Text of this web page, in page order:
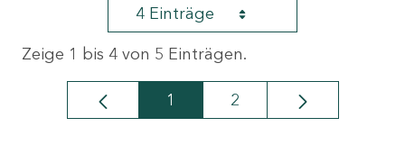
4 Einträge
Zeige 1 bis 4 von 5 Einträgen.
Seite
1 Seite
2